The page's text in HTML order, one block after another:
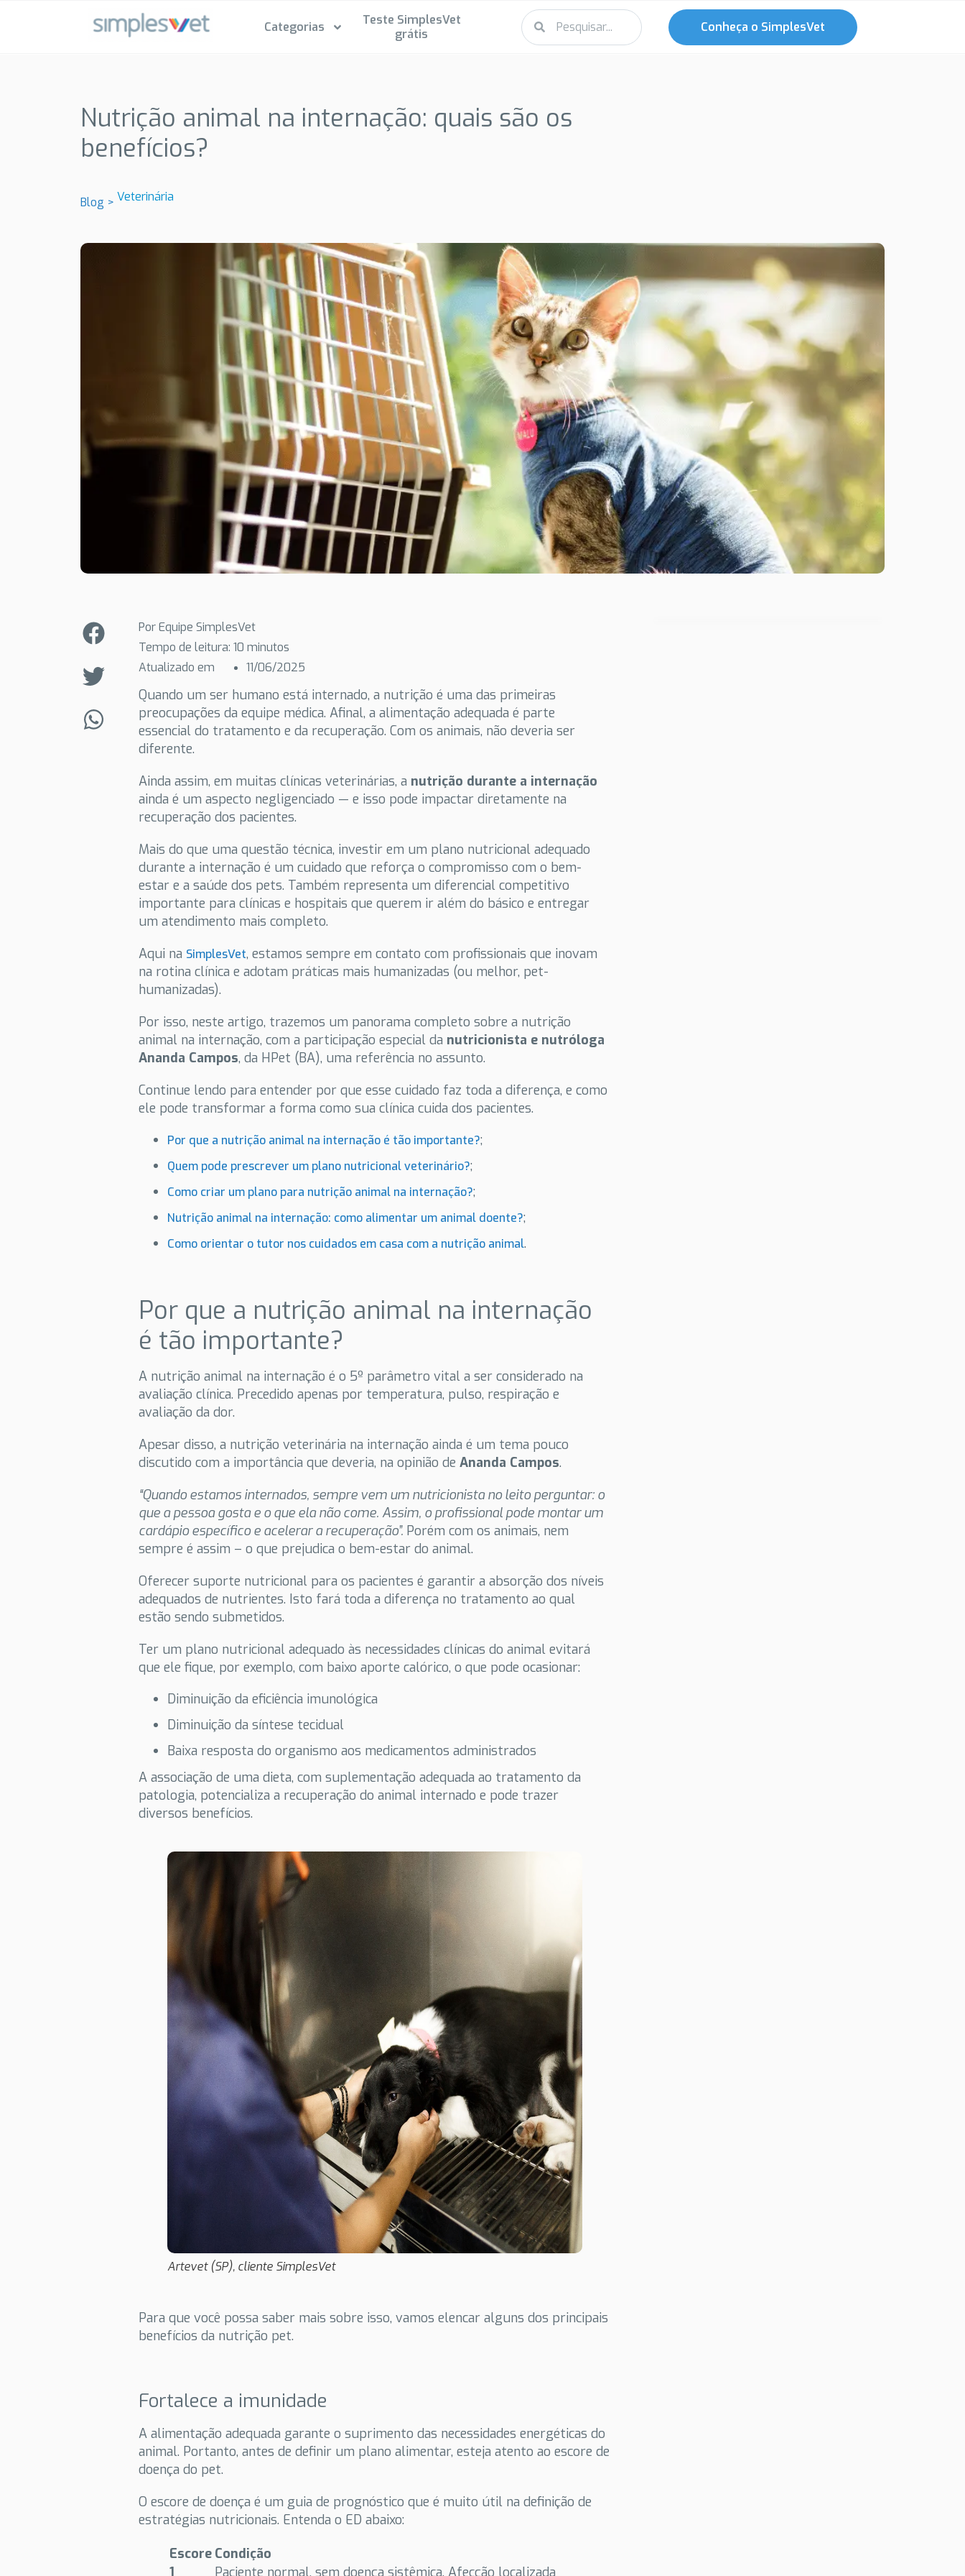
Categorias
Teste SimplesVet
grátis
Conheça o SimplesVet
Nutrição animal na internação: quais são os
benefícios?
Blog > Veterinária
Por Equipe SimplesVet
Tempo de leitura: 10 minutos
Atualizado em
11/06/2025
Quando um ser humano está internado, a nutrição é uma das primeiras
preocupações da equipe médica. Afinal, a alimentação adequada é parte
essencial do tratamento e da recuperação. Com os animais, não deveria ser
diferente.
Ainda assim, em muitas clínicas veterinárias, a nutrição durante a internação
ainda é um aspecto negligenciado — e isso pode impactar diretamente na
recuperação dos pacientes.
Mais do que uma questão técnica, investir em um plano nutricional adequado
durante a internação é um cuidado que reforça o compromisso com o bem-
estar e a saúde dos pets. Também representa um diferencial competitivo
importante para clínicas e hospitais que querem ir além do básico e entregar
um atendimento mais completo.
Aqui na SimplesVet, estamos sempre em contato com profissionais que inovam
na rotina clínica e adotam práticas mais humanizadas (ou melhor, pet-
humanizadas).
Por isso, neste artigo, trazemos um panorama completo sobre a nutrição
animal na internação, com a participação especial da nutricionista e nutróloga
Ananda Campos, da HPet (BA), uma referência no assunto.
Continue lendo para entender por que esse cuidado faz toda a diferença, e como
ele pode transformar a forma como sua clínica cuida dos pacientes.
Por que a nutrição animal na internação é tão importante?;
Quem pode prescrever um plano nutricional veterinário?;
Como criar um plano para nutrição animal na internação?;
Nutrição animal na internação: como alimentar um animal doente?;
Como orientar o tutor nos cuidados em casa com a nutrição animal.
Por que a nutrição animal na internação
é tão importante?
A nutrição animal na internação é o 5º parâmetro vital a ser considerado na
avaliação clínica. Precedido apenas por temperatura, pulso, respiração e
avaliação da dor.
Apesar disso, a nutrição veterinária na internação ainda é um tema pouco
discutido com a importância que deveria, na opinião deAnanda Campos.
“Quando estamos internados, sempre vem um nutricionista no leito perguntar: o
que a pessoa gosta e o que ela não come. Assim, o profissional pode montar um
cardápio específico e acelerar a recuperação”. Porém com os animais, nem
sempre é assim – o que prejudica o bem-estar do animal.
Oferecer suporte nutricional para os pacientes é garantir a absorção dos níveis
adequados de nutrientes. Isto fará toda a diferença no tratamento ao qual
estão sendo submetidos.
Ter um plano nutricional adequado às necessidades clínicas do animal evitará
que ele fique, por exemplo, com baixo aporte calórico, o que pode ocasionar:
Diminuição da eficiência imunológica
Diminuição da síntese tecidual
Baixa resposta do organismo aos medicamentos administrados
A associação de uma dieta, com suplementação adequada ao tratamento da
patologia, potencializa a recuperação do animal internado e pode trazer
diversos benefícios.
Artevet (SP), cliente SimplesVet
Para que você possa saber mais sobre isso, vamos elencar alguns dos principais
benefícios da nutrição pet.
Fortalece a imunidade
A alimentação adequada garante o suprimento das necessidades energéticas do
animal. Portanto, antes de definir um plano alimentar, esteja atento ao escore de
doença do pet.
O escore de doença é um guia de prognóstico que é muito útil na definição de
estratégias nutricionais. Entenda o ED abaixo:
Escore Condição
1
Paciente normal, sem doença sistêmica. Afecção localizada